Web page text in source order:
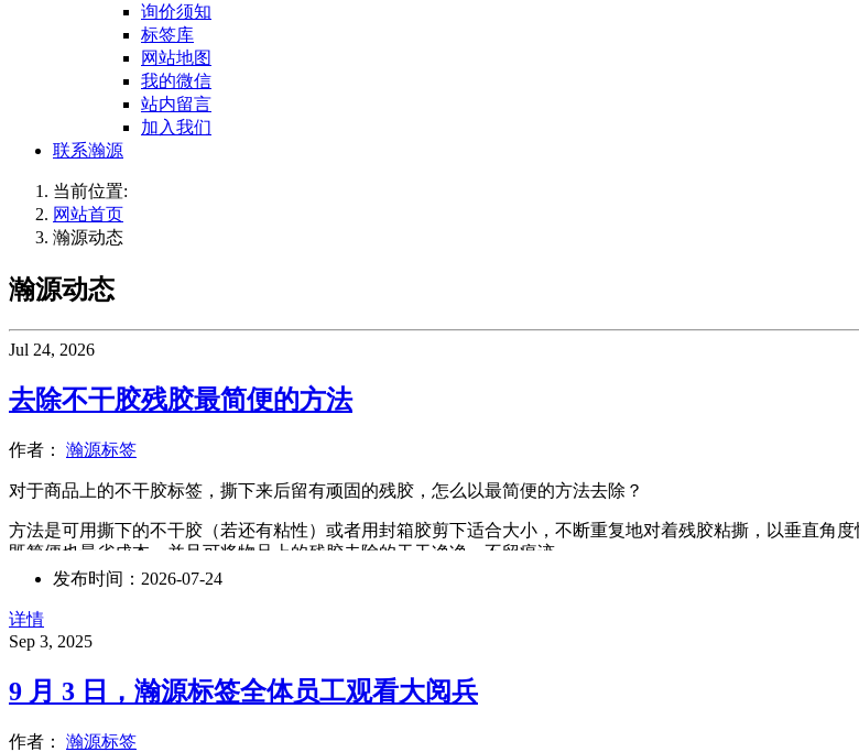
询价须知
标签库
网站地图
我的微信
站内留言
加入我们
联系瀚源
当前位置:
网站首页
瀚源动态
瀚源动态
Jul 24, 2026
去除不干胶残胶最简便的方法
作者： 瀚源标签
对于商品上的不干胶标签，撕下来后留有顽固的残胶，怎么以最简便的方法去除？
方法是可用撕下的不干胶（若还有粘性）或者用封箱胶剪下适合大小，不断重复地对着残胶粘撕，以垂直角
既简便也最省成本，并且可将物品上的残胶去除的干干净净，不留痕迹。
发布时间：2026-07-24
详情
Sep 3, 2025
9 月 3 日，瀚源标签全体员工观看大阅兵
作者： 瀚源标签